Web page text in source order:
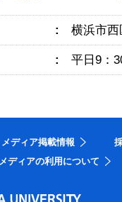
横浜市
平日9：
メディア掲載情報
ディアの利用について